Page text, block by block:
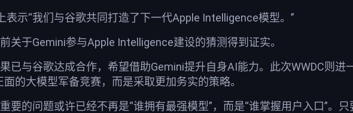
表示“我们与谷歌共同打造了下一代Apple Intelligence模型。”
关于Gemini参与Apple Intelligence建设的猜测得到证实。
已与谷歌达成合作，希望借助Gemini提升自身AI能力。此次WWDC则进
的大模型军备竞赛，而是采取更加务实的策略。
要的问题或许已经不再是“谁拥有最强模型”，而是“谁掌握用户入口”。